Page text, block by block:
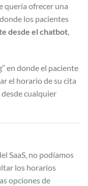
quería ofrecer una
los pacientes
desde el chatbot,
en donde el paciente
el horario de su cita
cualquier
SaaS, no podíamos
los horarios
opciones de